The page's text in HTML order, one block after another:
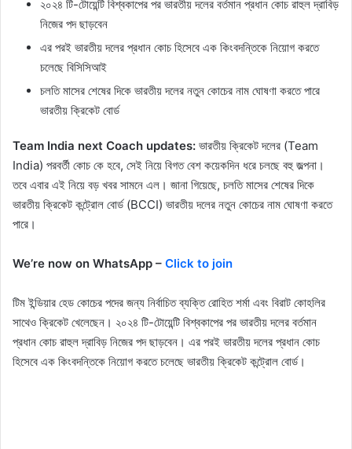
২০২৪ টি-টোয়েন্টি বিশ্বকাপের পর ভারতীয় দলের বর্তমান প্রধান কোচ রাহুল দ্রাবিড়
নিজের পদ ছাড়বেন
এর পরই ভারতীয় দলের প্রধান কোচ হিসেবে এক কিংবদন্তিকে নিয়োগ করতে
চলেছে বিসিসিআই
চলতি মাসের শেষের দিকে ভারতীয় দলের নতুন কোচের নাম ঘোষণা করতে পারে
ভারতীয় ক্রিকেট বোর্ড
Team India next Coach updates: ভারতীয় ক্রিকেট দলের (Team
India) পরবর্তী কোচ কে হবে, সেই নিয়ে বিগত বেশ কয়েকদিন ধরে চলছে বহু জল্পনা।
তবে এবার এই নিয়ে বড় খবর সামনে এল। জানা গিয়েছে, চলতি মাসের শেষের দিকে
ভারতীয় ক্রিকেট কন্ট্রোল বোর্ড (BCCI) ভারতীয় দলের নতুন কোচের নাম ঘোষণা করতে
পারে।
We’re now on WhatsApp – Click to join
টিম ইন্ডিয়ার হেড কোচের পদের জন্য নির্বাচিত ব্যক্তি রোহিত শর্মা এবং বিরাট কোহলির
সাথেও ক্রিকেট খেলেছেন। ২০২৪ টি-টোয়েন্টি বিশ্বকাপের পর ভারতীয় দলের বর্তমান
প্রধান কোচ রাহুল দ্রাবিড় নিজের পদ ছাড়বেন। এর পরই ভারতীয় দলের প্রধান কোচ
হিসেবে এক কিংবদন্তিকে নিয়োগ করতে চলেছে ভারতীয় ক্রিকেট কন্ট্রোল বোর্ড।